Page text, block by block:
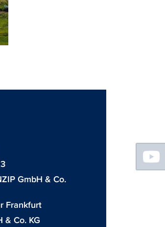
GmbH & Co.
Frankfurt
& Co. KG
Floating